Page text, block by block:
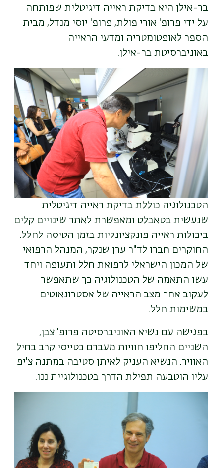
בר-אילן היא בדיקת ראייה דיגיטלית שפותחה
על ידי פרופ' אורי פולת, פרופ' יוסי מנדל, מבית
הספר לאופטומטריה ומדעי הראייה
באוניברסיטת בר-אילן.
הטכנולוגיה כוללת בדיקת ראייה דיגיטלית
שנעשית בטאבלט ומאפשרת לאתר שינויים קלים
ביכולות ראייה פונקציונליות בזמן הטיסה לחלל.
החוקרים חברו לד"ר ערן שנקר, המנהל הרפואי
של המכון הישראלי לרפואת חלל ותעופה ויחד
עשו התאמה של הטכנולוגיה כך שתאפשר
לעקוב אחר מצב הראייה של אסטרונאוטים
במשימות חלל.
בפגישה עם נשיא האוניברסיטה פרופ' צבן,
השניים החליפו חוויות מעברם כטייסי קרב בחיל
האוויר. הנשיא העניק לאיתן סטיבה במתנה צ'יפ
עליו הוטבעה תפילת הדרך בטכנולוגיית ננו.